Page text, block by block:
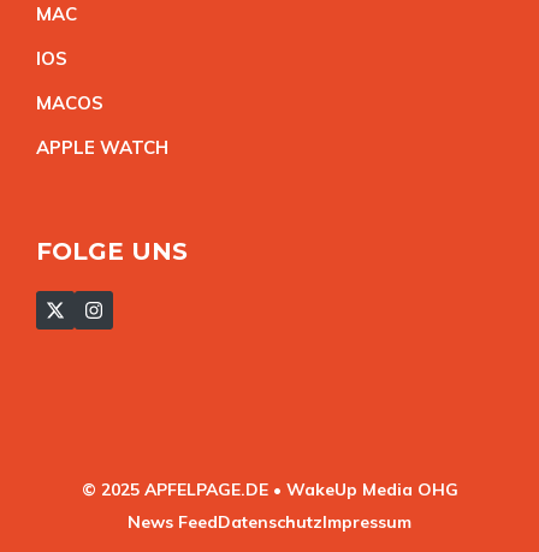
MAC
IOS
MACOS
APPLE WATCH
FOLGE UNS
© 2025 APFELPAGE.DE • WakeUp Media OHG
News FeedDatenschutzImpressum